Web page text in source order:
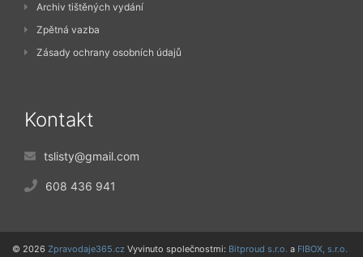
Archiv tištěných vydání
Zpětná vazba
Zásady ochrany osobních údajů
Kontakt
tslisty@gmail.com
608 436 941
© 2026 Zpravodaje365.cz Vyvinuto společnostmi: Bitproud s.r.o. a FIBOX, s.r.o.